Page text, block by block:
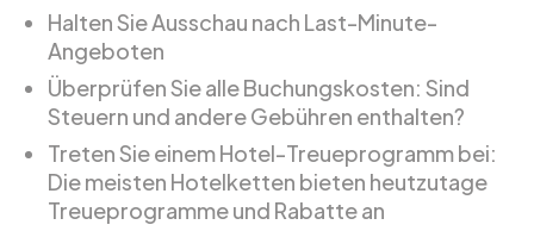
Halten Sie Ausschau nach Last-Minute-
Angeboten
Überprüfen Sie alle Buchungskosten: Sind
Steuern und andere Gebühren enthalten?
Treten Sie einem Hotel-Treueprogramm bei:
Die meisten Hotelketten bieten heutzutage
Treueprogramme und Rabatte an